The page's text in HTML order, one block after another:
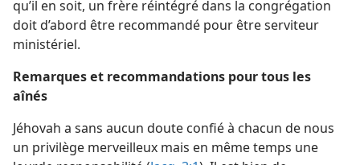
qu’il en soit, un frère réintégré dans la congrégation
doit d’abord être recommandé pour être serviteur
ministériel.
Remarques et recommandations pour tous les
aînés
Jéhovah a sans aucun doute confié à chacun de nous
un privilège merveilleux mais en même temps une